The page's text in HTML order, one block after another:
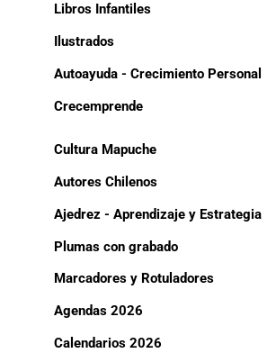
Libros Infantiles
Ilustrados
Autoayuda - Crecimiento Personal
Crecemprende
Cultura Mapuche
Autores Chilenos
Ajedrez - Aprendizaje y Estrategia
Plumas con grabado
Marcadores y Rotuladores
Agendas 2026
Calendarios 2026